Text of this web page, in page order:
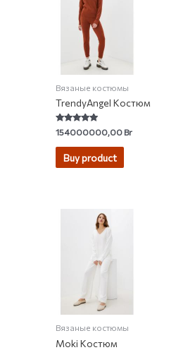
Вязаные костюмы
TrendyAngel Костюм
Rated
4.71
out of 5
154000000,00Br
Buy product
Вязаные костюмы
Moki Костюм